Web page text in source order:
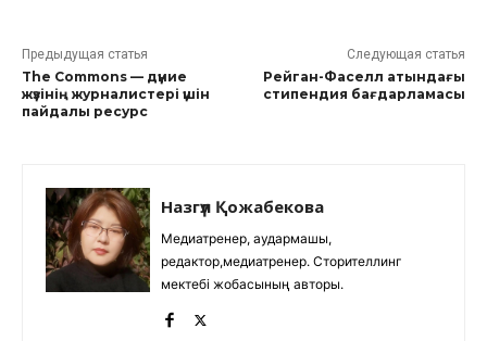
Предыдущая статья
The Commons — дүние
жүзінің журналистері үшін
пайдалы ресурс
Следующая статья
Рейган-Фаселл атындағы
стипендия бағдарламасы
Назгүл Қожабекова
Медиатренер, аудармашы,
редактор,медиатренер. Сторителлинг
мектебі жобасының авторы.